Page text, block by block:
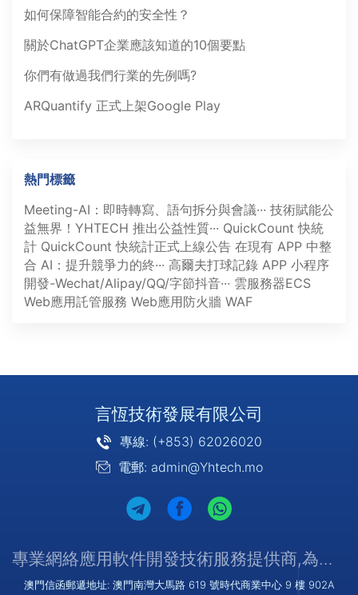
如何保障智能合約的安全性？
關於ChatGPT企業應該知道的10個要點
你們有做過我們行業的先例嗎?
ARQuantify 正式上架Google Play
熱門標籤
Meeting-AI：即時轉寫、語句拆分與會議··· 技術賦能公
益無界！YHTECH 推出公益性質··· QuickCount 快統
計 QuickCount 快統計正式上線公告 在現有 APP 中整
合 AI：提升競爭力的終··· 高爾夫打球記錄 APP 小程序
開發-Wechat/Alipay/QQ/字節抖音··· 雲服務器ECS
Web應用託管服務 Web應用防火牆 WAF
言恆技術發展有限公司
專線: (+853) 62026020
電郵: admin@Yhtech.mo
專業網絡應用軟件開發技術服務提供商,為您提供優質/可靠的服務
澳門信函郵遞地址: 澳門南灣大馬路 619 號時代商業中心 9 樓 902A